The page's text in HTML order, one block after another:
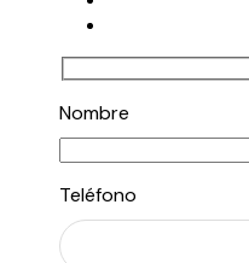
Nombre
Teléfono